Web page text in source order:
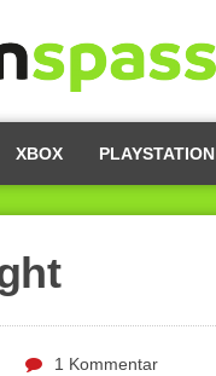
XBOX PLAYSTATION
1 Kommentar